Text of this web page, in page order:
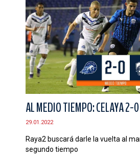
AL MEDIO TIEMPO: CELAYA 2-
29.01.2022
Raya2 buscará darle la vuelta al
segundo tiempo